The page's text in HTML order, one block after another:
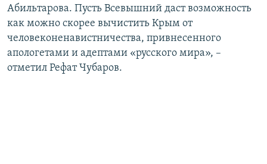
Абильтарова. Пусть Всевышний даст возможность
как можно скорее вычистить Крым от
человеконенавистничества, привнесенного
апологетами и адептами «русского мира», –
отметил Рефат Чубаров.